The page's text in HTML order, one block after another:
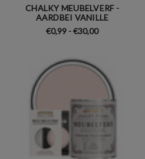
CHALKY MEUBELVERF -
AARDBEI VANILLE
€0,99 - €30,00